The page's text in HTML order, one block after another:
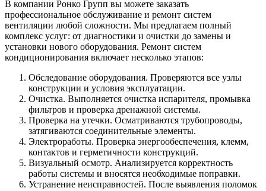
В компании Ронко Групп вы можете заказать
профессиональное обслуживание и ремонт систем
вентиляции любой сложности. Мы предлагаем полный
комплекс услуг: от диагностики и очистки до замены и
установки нового оборудования. Ремонт систем
кондиционирования включает несколько этапов:
Обследование оборудования. Проверяются все узлы
конструкции и условия эксплуатации.
Очистка. Выполняется очистка испарителя, промывка
фильтров и проверка дренажной системы.
Проверка на утечки. Осматриваются трубопроводы,
затягиваются соединительные элементы.
Электроработы. Проверка энергообеспечения, клемм,
контактов и герметичности конструкций.
Визуальный осмотр. Анализируется корректность
работы системы и вносятся необходимые поправки.
Устранение неисправностей. После выявления поломок